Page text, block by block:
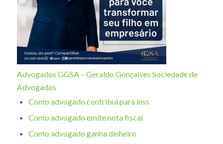
Advogados GGSA – Geraldo Gonçalves Sociedade de
Advogados
Como advogado contribui para inss
Como advogado emite nota fiscal
Como advogado ganha dinheiro